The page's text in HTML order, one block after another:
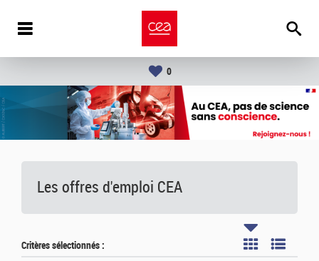
0
Les offres d'emploi CEA
Critères sélectionnés :